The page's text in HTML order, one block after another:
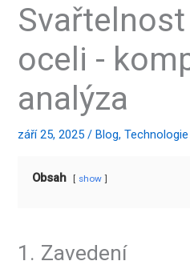
oceli -
analýza
září 25, 2025/Blog,Technologie
Obsah show
1. Zavedení